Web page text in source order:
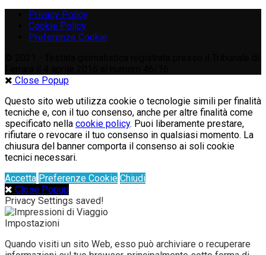
Privacy Policy
Cookie Policy
Preferenze Cookie
Close Popup
Questo sito web utilizza cookie o tecnologie simili per finalità
tecniche e, con il tuo consenso, anche per altre finalità come
specificato nella cookie policy. Puoi liberamente prestare,
rifiutare o revocare il tuo consenso in qualsiasi momento. La
chiusura del banner comporta il consenso ai soli cookie
tecnici necessari.
Accetta Preferenze Cookie Chiudi
Close Popup
Privacy Settings saved!
Impostazioni
Quando visiti un sito Web, esso può archiviare o recuperare